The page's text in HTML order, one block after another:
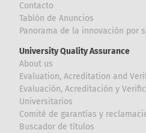
Contacto
Tablón de Anuncios
Panorama de la innovación por
University Quality Assurance
About us
Evaluation, Acreditation and
Evaluación, Acreditación y
Universitarios
Comité de garantías y
Buscador de títulos